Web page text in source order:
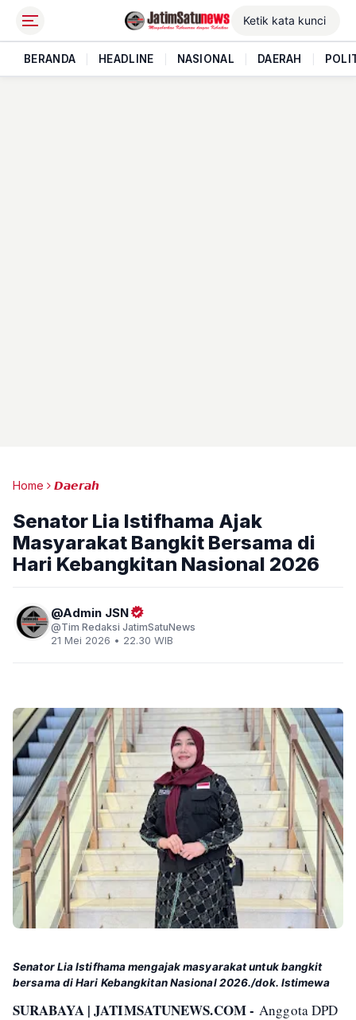
BERANDA HEADLINE NASIONAL DAERAH
Home 𝘿𝙖𝙚𝙧𝙖𝙝
Senator Lia Istifhama Ajak
Masyarakat Bangkit Bersama di
Hari Kebangkitan Nasional 2026
Admin JSN
Tim Redaksi JatimSatuNews
21 Mei 2026 • 22.30 WIB
Senator Lia Istifhama mengajak masyarakat untuk bangkit
bersama di Hari Kebangkitan Nasional 2026./dok. Istimewa
SURABAYA | JATIMSATUNEWS.COM - Anggota DPD